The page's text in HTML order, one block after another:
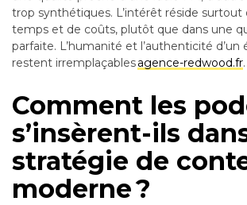
trop synthétiques. L’intérêt réside surtout
temps et de coûts, plutôt que dans une
parfaite. L’humanité et l’authenticité
restent irremplaçablesagence-redwood.fr.
Comment les
s’insèrent-ils
stratégie de
moderne ?